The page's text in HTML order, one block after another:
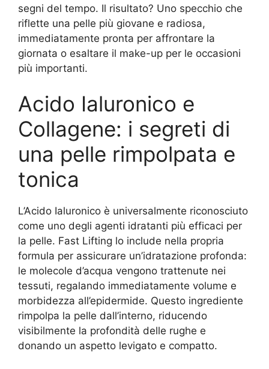
segni del tempo. Il risultato? Uno specchio che
riflette una pelle più giovane e radiosa,
immediatamente pronta per affrontare la
giornata o esaltare il make-up per le occasioni
più importanti.
Acido Ialuronico e
Collagene: i segreti di
una pelle rimpolpata e
tonica
L’Acido Ialuronico è universalmente riconosciuto
come uno degli agenti idratanti più efficaci per
la pelle. Fast Lifting lo include nella propria
formula per assicurare un’idratazione profonda:
le molecole d’acqua vengono trattenute nei
tessuti, regalando immediatamente volume e
morbidezza all’epidermide. Questo ingrediente
rimpolpa la pelle dall’interno, riducendo
visibilmente la profondità delle rughe e
donando un aspetto levigato e compatto.